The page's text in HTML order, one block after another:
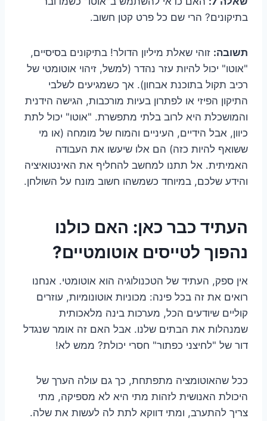
בתיקונים? הרי שם כל פרט קטן חשוב.
תשובה: זוהי שאלת מיליון הדולר! בתיקונים בסיסיים,
"אוטו" יכול להיות עזר נהדר (למשל, זיהוי אוטומטי של
רכיב תקול בתוכנת אבחון). אך כשמגיעים לשלבי
התיקון הפיזי או לפתרון בעיות מורכבות, הגישה הידנית
והמושכלת היא לרוב בלתי מתפשרת. "אוטו" יכול לתת
כיוון, אבל הידיים, העיניים והמוח של מומחה (או מי
ששואף להיות כזה) הם אלו שיעשו את העבודה
האמיתית. אל תתנו למחשב להחליף את האינטואיציה
והידע שלכם, במיוחד כשמשהו חשוב מונח על השולחן.
העתיד כבר כאן: האם כולנו
נהפוך לטייסים אוטומטיים?
אין ספק, העתיד של הטכנולוגיה הוא אוטומטי. אנחנו
רואים את זה בכל פינה: מכוניות אוטונומיות, עוזרים
קוליים שיודעים הכל, מערכות בינה מלאכותית
שמנהלות את הבתים שלנו. אבל האם זה אומר שנגדל
דור של "לחיצני כפתור" חסרי יכולת? ממש לא!
ככל שהאוטומציה מתפתחת, כך גם עולה הערך של
היכולת האנושית לזהות מתי היא לא מספיקה, מתי
צריך להתערב, ומתי דווקא לתת לה לעשות את שלה.